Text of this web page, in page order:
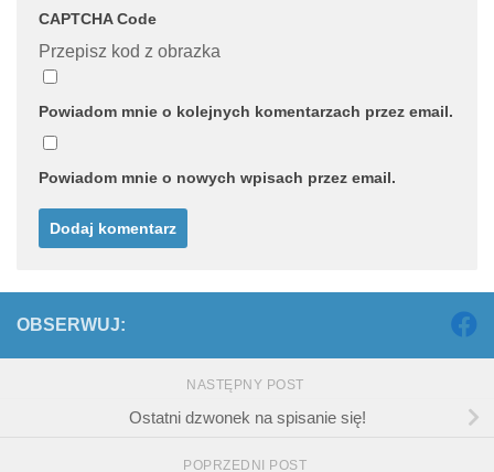
CAPTCHA Code
Przepisz kod z obrazka
Powiadom mnie o kolejnych komentarzach przez email.
Powiadom mnie o nowych wpisach przez email.
OBSERWUJ:
NASTĘPNY POST
Ostatni dzwonek na spisanie się!
POPRZEDNI POST